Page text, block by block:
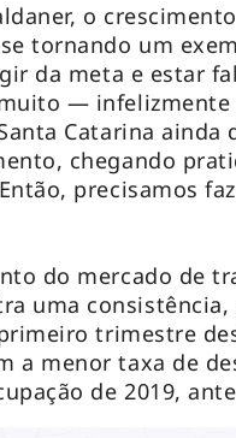
o
tornando um
da meta e estar
— infelizmente
Catarina ainda
chegando
precisamos
do mercado de
uma
trimestre
a menor taxa de
de 2019,